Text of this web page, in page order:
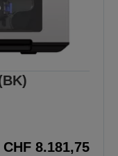
CHF 8.181,75